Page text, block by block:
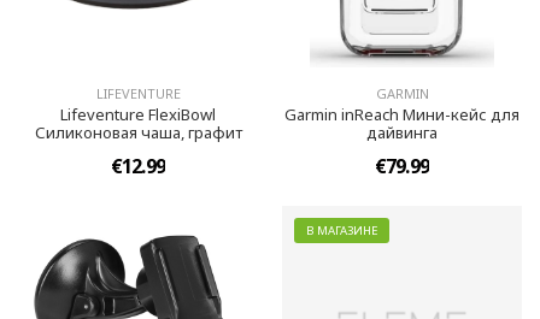
LIFEVENTURE
Lifeventure FlexiBowl
Силиконовая чаша, графит
€12.99
GARMIN
Garmin inReach Мини-кейс для
дайвинга
€79.99
В МАГАЗИНЕ